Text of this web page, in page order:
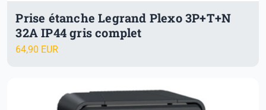
Prise étanche Legrand Plexo 3P+T+N
32A IP44 gris complet
64,90 EUR